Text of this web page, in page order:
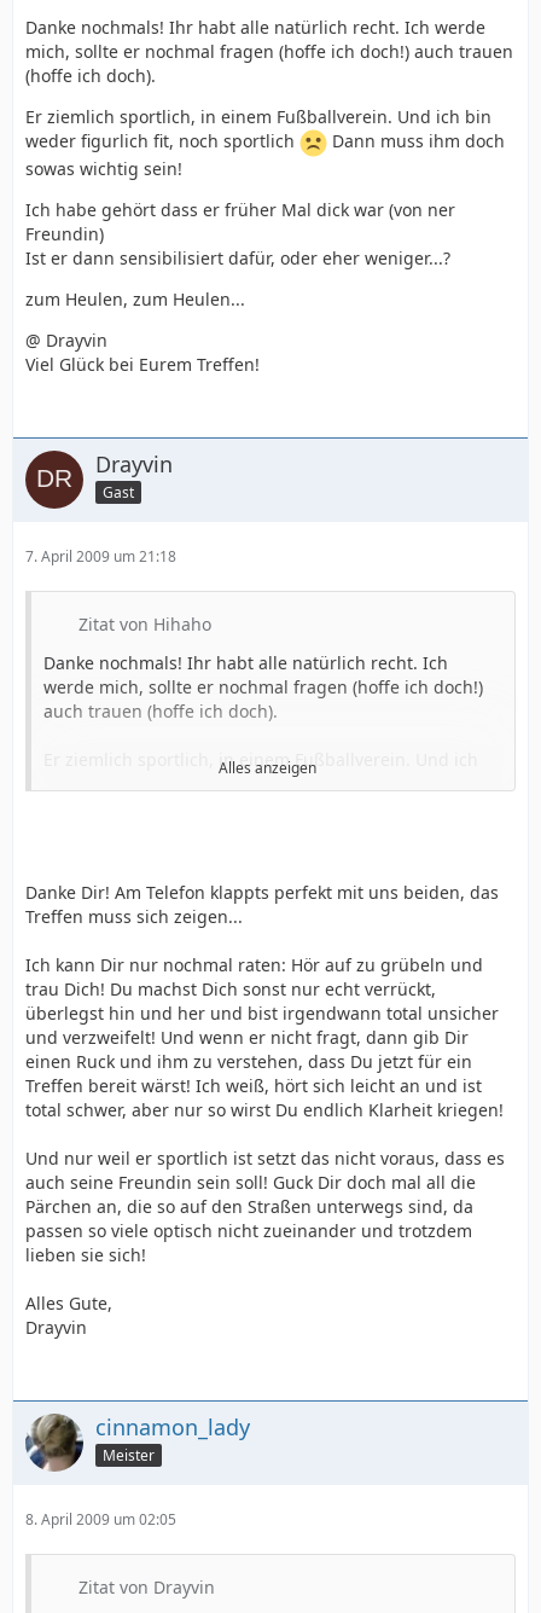
Danke nochmals! Ihr habt alle natürlich recht. Ich werde
mich, sollte er nochmal fragen (hoffe ich doch!) auch trauen
(hoffe ich doch).
Er ziemlich sportlich, in einem Fußballverein. Und ich bin
weder figurlich fit, noch sportlich
Dann muss ihm doch
sowas wichtig sein!
Ich habe gehört dass er früher Mal dick war (von ner
Freundin)
Ist er dann sensibilisiert dafür, oder eher weniger...?
zum Heulen, zum Heulen...
@ Drayvin
Viel Glück bei Eurem Treffen!
Drayvin
Gast
7. April 2009 um 21:18
Zitat von Hihaho
Danke nochmals! Ihr habt alle natürlich recht. Ich
werde mich, sollte er nochmal fragen (hoffe ich doch!)
auch trauen (hoffe ich doch).
Er ziemlich sportlich, in einem Fußballverein. Und ich
bin weder figurlich fit, noch sportlich
Freundin)
Ist er dann sensibilisiert dafür, oder eher weniger...?
zum Heulen, zum Heulen...
@ Drayvin
Viel Glück bei Eurem Treffen!
Alles anzeigen
Danke Dir! Am Telefon klappts perfekt mit uns beiden, das
Treffen muss sich zeigen...
Ich kann Dir nur nochmal raten: Hör auf zu grübeln und
trau Dich! Du machst Dich sonst nur echt verrückt,
überlegst hin und her und bist irgendwann total unsicher
und verzweifelt! Und wenn er nicht fragt, dann gib Dir
einen Ruck und ihm zu verstehen, dass Du jetzt für ein
Treffen bereit wärst! Ich weiß, hört sich leicht an und ist
total schwer, aber nur so wirst Du endlich Klarheit kriegen!
Und nur weil er sportlich ist setzt das nicht voraus, dass es
auch seine Freundin sein soll! Guck Dir doch mal all die
Pärchen an, die so auf den Straßen unterwegs sind, da
passen so viele optisch nicht zueinander und trotzdem
lieben sie sich!
Alles Gute,
Drayvin
cinnamon_lady
Meister
8. April 2009 um 02:05
Zitat von Drayvin